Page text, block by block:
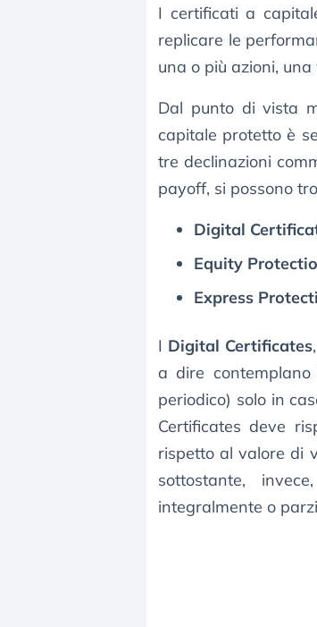
I certificati a
replicare le
una o più azioni,
Dal punto di vista
capitale protetto è
tre declinazioni
payoff, si possono
Digital
Equity
Express
I Digital Certificates
a dire
periodico) solo in
Certificates deve
rispetto al valore di
sottostante,
integralmente o